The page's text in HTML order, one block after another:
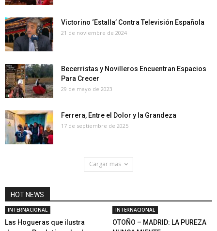
Victorino ‘Estalla’ Contra Televisión Española
21 de noviembre de 2024
Becerristas y Novilleros Encuentran Espacios
Para Crecer
29 de mayo de 2023
Ferrera, Entre el Dolor y la Grandeza
17 de septiembre de 2025
Cargar mas
HOT NEWS
INTERNACIONAL
Las Hogueras que ilustra
INTERNACIONAL
OTOÑO – MADRID: LA PUREZA